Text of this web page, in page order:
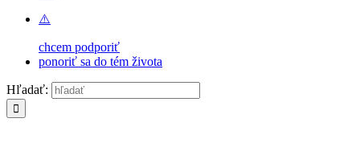
chcem podporiť
ponoriť sa do tém života
Hľadať: